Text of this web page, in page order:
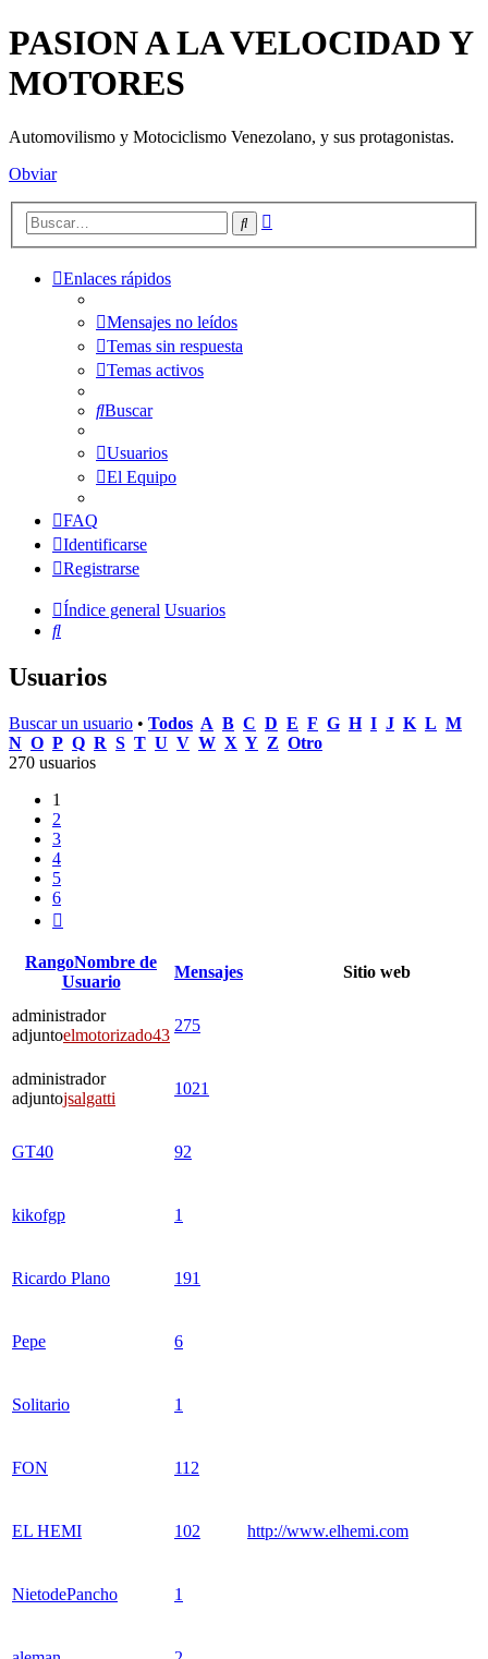
PASION A LA VELOCIDAD Y
MOTORES
Automovilismo y Motociclismo Venezolano, y sus protagonistas.
Obviar
Buscar
Enlaces rápidos
Mensajes no leídos
Temas sin respuesta
Temas activos
Buscar
Usuarios
El Equipo
FAQ
Identificarse
Registrarse
Índice general Usuarios
Buscar
Usuarios
Buscar un usuario • Todos A B C D E F G H I J K L M
N O P Q R S T U V W X Y Z Otro
270 usuarios
1
2
3
4
5
6
RangoNombre de
Usuario
Mensajes Sitio web
administrador
adjuntoelmotorizado43
275
administrador
adjuntojsalgatti
1021
GT40 92
kikofgp 1
Ricardo Plano 191
Pepe 6
Solitario 1
FON 112
EL HEMI 102 http://www.elhemi.com
NietodePancho 1